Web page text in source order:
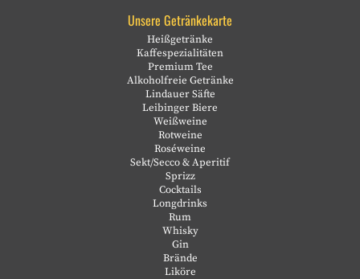
Unsere Getränkekarte
Heißgetränke
Kaffespezialitäten
Premium Tee
Alkoholfreie Getränke
Lindauer Säfte
Leibinger Biere
Weißweine
Rotweine
Roséweine
Sekt/Secco & Aperitif
Sprizz
Cocktails
Longdrinks
Rum
Whisky
Gin
Brände
Liköre